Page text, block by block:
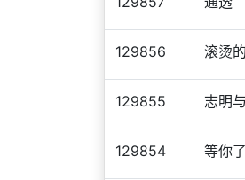
129856 滚烫
129855 志明
129854 等你